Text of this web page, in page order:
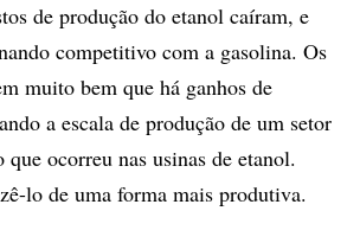
de produção do etanol caíram, e
competitivo com a gasolina. Os
muito bem que há ganhos de
a escala de produção de um setor
ocorreu nas usinas de etanol.
lo de uma forma mais produtiva.